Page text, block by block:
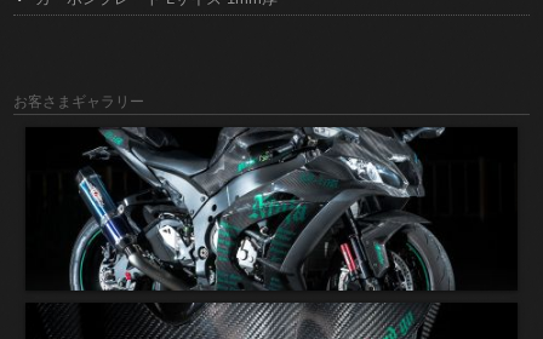
お客さまギャラリー